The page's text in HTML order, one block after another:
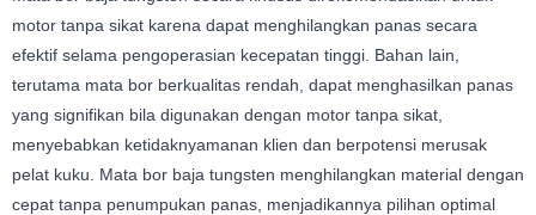
motor tanpa sikat karena dapat menghilangkan panas secara
efektif selama pengoperasian kecepatan tinggi. Bahan lain,
terutama mata bor berkualitas rendah, dapat menghasilkan panas
yang signifikan bila digunakan dengan motor tanpa sikat,
menyebabkan ketidaknyamanan klien dan berpotensi merusak
pelat kuku. Mata bor baja tungsten menghilangkan material dengan
cepat tanpa penumpukan panas, menjadikannya pilihan optimal